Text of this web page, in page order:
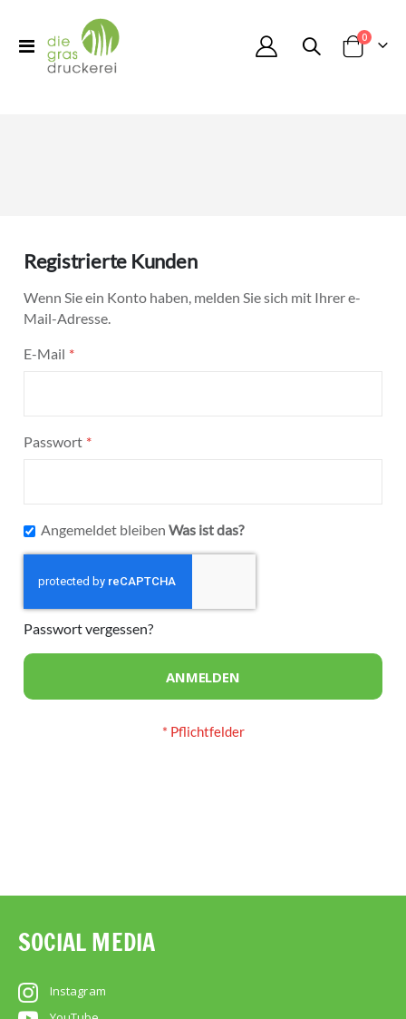
Toggle
Nav
Cart
0Artikel
Registrierte Kunden
Wenn Sie ein Konto haben, melden Sie sich mit Ihrer e-
Mail-Adresse.
E-Mail
Passwort
Angemeldet bleiben Was ist das?
Passwort vergessen?
ANMELDEN
SOCIAL MEDIA
Instagram